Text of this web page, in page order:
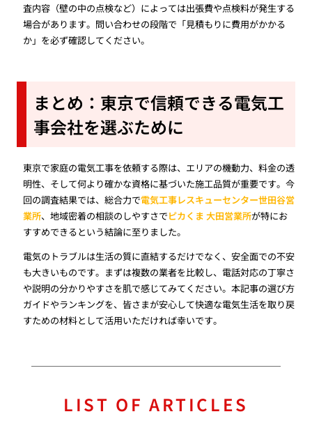
査内容（壁の中の点検など）によっては出張費や点検料が発生する
場合があります。問い合わせの段階で「見積もりに費用がかかる
か」を必ず確認してください。
まとめ：東京で信頼できる電気工
事会社を選ぶために
東京で家庭の電気工事を依頼する際は、エリアの機動力、料金の透
明性、そして何より確かな資格に基づいた施工品質が重要です。今
回の調査結果では、総合力で電気工事レスキューセンター世田谷営
業所、地域密着の相談のしやすさでピカくま 大田営業所が特にお
すすめできるという結論に至りました。
電気のトラブルは生活の質に直結するだけでなく、安全面での不安
も大きいものです。まずは複数の業者を比較し、電話対応の丁寧さ
や説明の分かりやすさを肌で感じてみてください。本記事の選び方
ガイドやランキングを、皆さまが安心して快適な電気生活を取り戻
すための材料として活用いただければ幸いです。
LIST OF ARTICLES